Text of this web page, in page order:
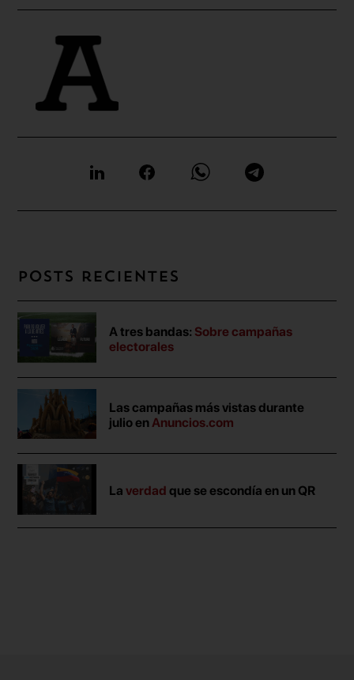
Posts recientes
A tres bandas: Sobre campañas
electorales
Las campañas más vistas durante
julio enAnuncios.com
Laverdad que se escondía en un QR